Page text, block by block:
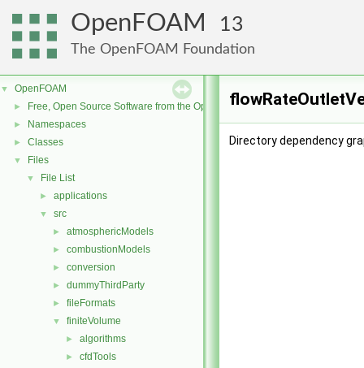
OpenFOAM 13
The OpenFOAM Foundation
▼ OpenFOAM
► Free, Open Source Software from the OpenFOAM Foundation
► Namespaces
► Classes
▼ Files
▼ File List
► applications
▼ src
► atmosphericModels
► combustionModels
► conversion
► dummyThirdParty
► fileFormats
▼ finiteVolume
► algorithms
► cfdTools
Directory dependency